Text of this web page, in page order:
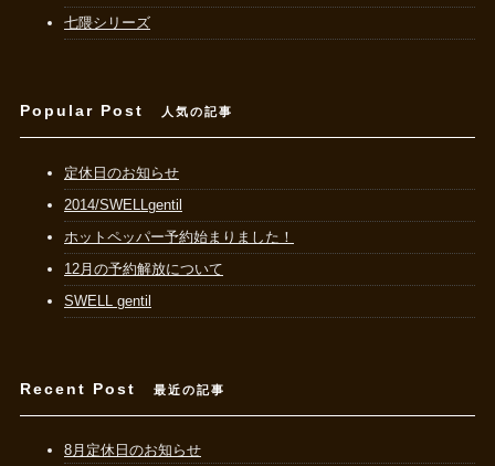
七隈シリーズ
Popular Post 人気の記事
定休日のお知らせ
2014/SWELLgentil
ホットペッパー予約始まりました！
12月の予約解放について
SWELL gentil
Recent Post 最近の記事
8月定休日のお知らせ